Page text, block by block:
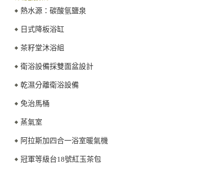
熱水源：碳酸氫鹽泉
日式降板浴缸
茶籽堂沐浴組
衛浴設備採雙面盆設計
乾濕分離衛浴設備
免治馬桶
蒸氣室
阿拉斯加四合一浴室暖氣機
冠軍等級台18號紅玉茶包